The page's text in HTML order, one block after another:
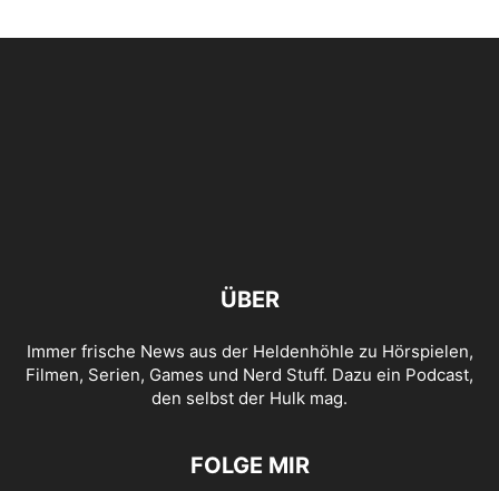
ÜBER
Immer frische News aus der Heldenhöhle zu Hörspielen,
Filmen, Serien, Games und Nerd Stuff. Dazu ein Podcast,
den selbst der Hulk mag.
FOLGE MIR